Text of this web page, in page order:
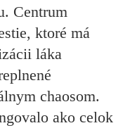
Centrum
ktoré má
láka
chaosom.
ako celok